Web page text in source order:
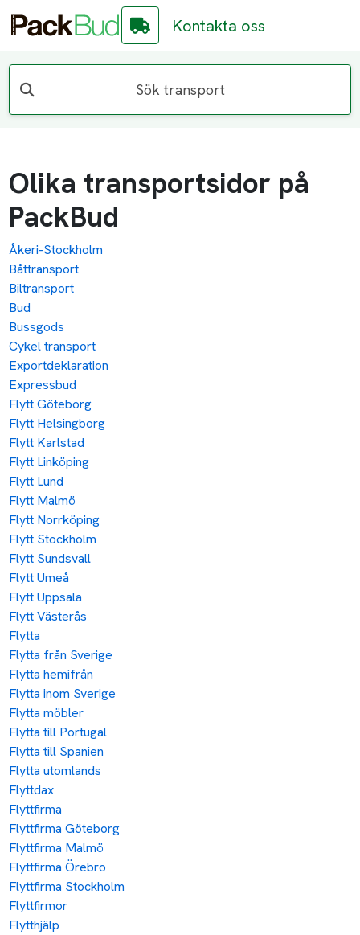
Kontakta oss
Sök transport
Olika transportsidor på
PackBud
Åkeri-Stockholm
Båttransport
Biltransport
Bud
Bussgods
Cykel transport
Exportdeklaration
Expressbud
Flytt Göteborg
Flytt Helsingborg
Flytt Karlstad
Flytt Linköping
Flytt Lund
Flytt Malmö
Flytt Norrköping
Flytt Stockholm
Flytt Sundsvall
Flytt Umeå
Flytt Uppsala
Flytt Västerås
Flytta
Flytta från Sverige
Flytta hemifrån
Flytta inom Sverige
Flytta möbler
Flytta till Portugal
Flytta till Spanien
Flytta utomlands
Flyttdax
Flyttfirma
Flyttfirma Göteborg
Flyttfirma Malmö
Flyttfirma Örebro
Flyttfirma Stockholm
Flyttfirmor
Flytthjälp